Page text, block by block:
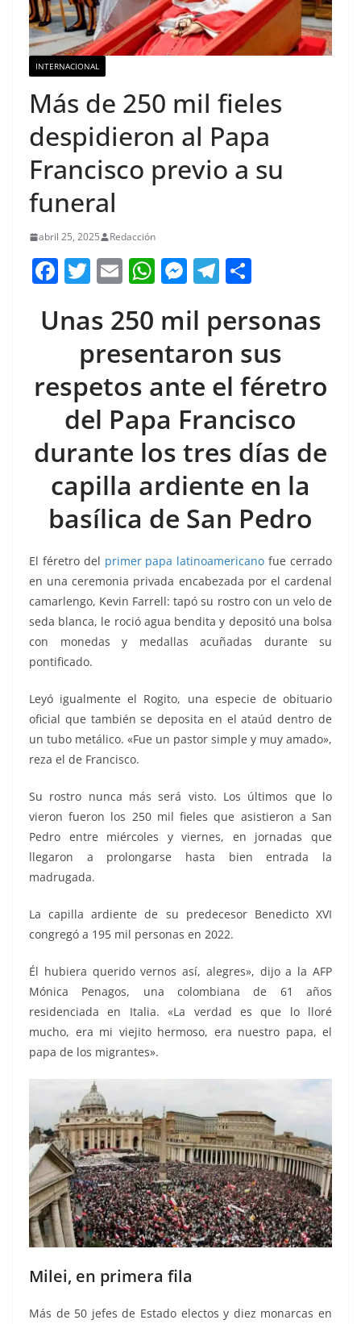
INTERNACIONAL
Más de 250 mil fieles
despidieron al Papa
Francisco previo a su
funeral
abril 25, 2025 Redacción
F
c
b
o
o
k
T
itt
er
E
ai
l
W
at
s
A
p
p
M
ss
e
n
g
er
T
e
gr
a
m
m
p
ar
tir
Unas 250 mil personas
presentaron sus
respetos ante el féretro
del Papa Francisco
durante los tres días de
capilla ardiente en la
basílica de San Pedro
El féretro del primer papa latinoamericano fue cerrado
en una ceremonia privada encabezada por el cardenal
camarlengo, Kevin Farrell: tapó su rostro con un velo de
seda blanca, le roció agua bendita y depositó una bolsa
con monedas y medallas acuñadas durante su
pontificado.
Leyó igualmente el Rogito, una especie de obituario
oficial que también se deposita en el ataúd dentro de
un tubo metálico. «Fue un pastor simple y muy amado»,
reza el de Francisco.
Su rostro nunca más será visto. Los últimos que lo
vieron fueron los 250 mil fieles que asistieron a San
Pedro entre miércoles y viernes, en jornadas que
llegaron a prolongarse hasta bien entrada la
madrugada.
La capilla ardiente de su predecesor Benedicto XVI
congregó a 195 mil personas en 2022.
Él hubiera querido vernos así, alegres», dijo a la AFP
Mónica Penagos, una colombiana de 61 años
residenciada en Italia. «La verdad es que lo lloré
mucho, era mi viejito hermoso, era nuestro papa, el
papa de los migrantes».
Milei, en primera fila
Más de 50 jefes de Estado electos y diez monarcas en